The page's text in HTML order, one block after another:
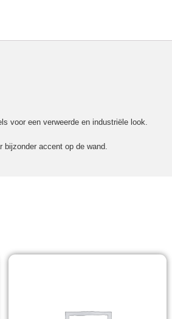
voor een verweerde en industriële look.
bijzonder accent op de wand.